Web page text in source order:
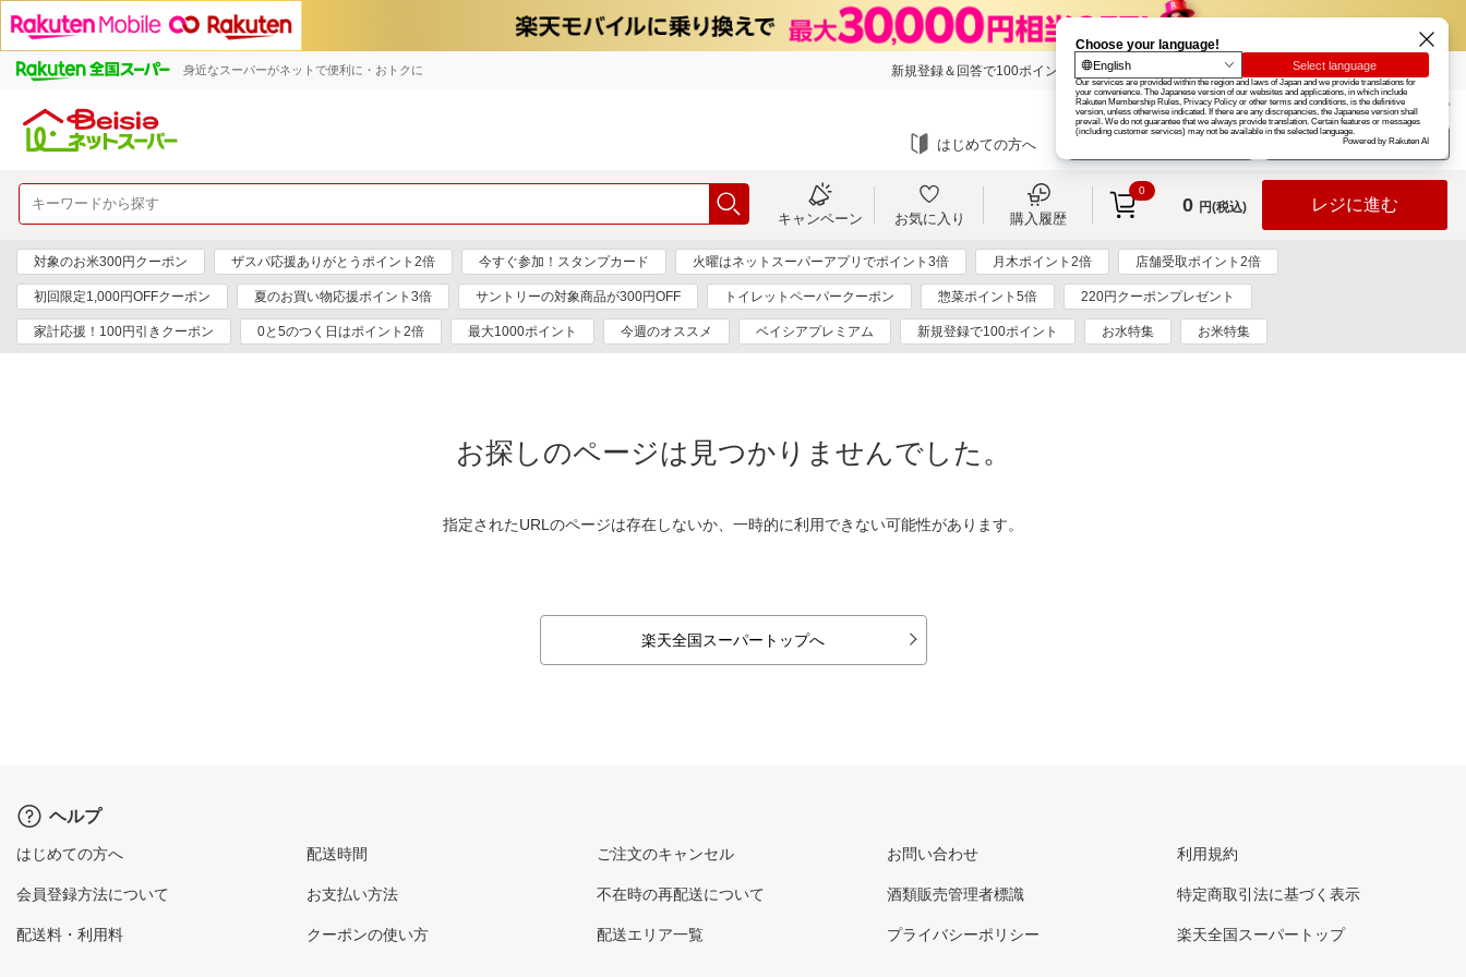
身近なスーパーがネットで便利に・おトクに 新規登録＆回答で100ポイント! 楽天グループ カード
お知らせ ヘルプ
はじめての方へ ログイン
キャンペーン お気に入り 購入履歴
0
0 円(税込) レジに進む
対象のお米300円クーポン ザスパ応援ありがとうポイント2倍 今すぐ参加！スタンプカード 火曜はネットスーパーアプリでポイント3倍 月木ポイント2倍 店舗受取ポイント2倍
初回限定1,000円OFFクーポン 夏のお買い物応援ポイント3倍 サントリーの対象商品が300円OFF トイレットペーパークーポン 惣菜ポイント5倍 220円クーポンプレゼント
家計応援！100円引きクーポン 0と5のつく日はポイント2倍 最大1000ポイント 今週のオススメ ベイシアプレミアム 新規登録で100ポイント お水特集 お米特集
お探しのページは見つかりませんでした。
指定されたURLのページは存在しないか、一時的に利用できない可能性があります。
楽天全国スーパートップへ
ヘルプ
はじめての方へ
会員登録方法について
配送料・利用料
配送時間
お支払い方法
クーポンの使い方
ご注文のキャンセル
不在時の再配送について
配送エリア一覧
お問い合わせ
酒類販売管理者標識
プライバシーポリシー
利用規約
特定商取引法に基づく表示
楽天全国スーパートップ